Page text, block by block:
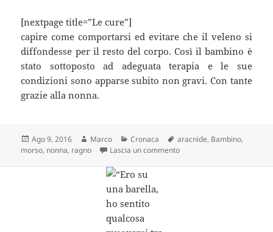
[nextpage title=”Le cure”]
capire come comportarsi ed evitare che il veleno si
diffondesse per il resto del corpo. Così il bambino è
stato sottoposto ad adeguata terapia e le sue
condizioni sono apparse subito non gravi. Con tante
grazie alla nonna.
Scritto
il
Ago 9, 2016 Autore
Marco Categorie
Cronaca Tag
aracnide, Bambino,
morso, nonna, ragno Lascia un commentosu BIMBO DI 3 ANNI